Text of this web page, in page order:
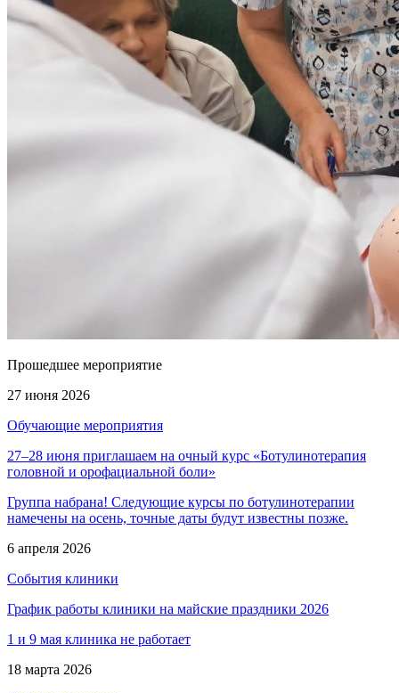
Прошедшее мероприятие
27 июня 2026
Обучающие мероприятия
27–28 июня приглашаем на очный курс «Ботулинотерапия
головной и орофациальной боли»
Группа набрана! Следующие курсы по ботулинотерапии
намечены на осень, точные даты будут известны позже.
6 апреля 2026
События клиники
График работы клиники на майские праздники 2026
1 и 9 мая клиника не работает
18 марта 2026